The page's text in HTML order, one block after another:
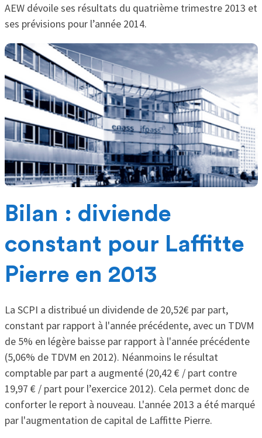
AEW dévoile ses résultats du quatrième trimestre 2013 et
ses prévisions pour l’année 2014.
Bilan : diviende
constant pour Laffitte
Pierre en 2013
La SCPI a distribué un dividende de 20,52€ par part,
constant par rapport à l'année précédente, avec un TDVM
de 5% en légère baisse par rapport à l'année précédente
(5,06% de TDVM en 2012). Néanmoins le résultat
comptable par part a augmenté (20,42 € / part contre
19,97 € / part pour l’exercice 2012). Cela permet donc de
conforter le report à nouveau. L'année 2013 a été marqué
par l'augmentation de capital de Laffitte Pierre.